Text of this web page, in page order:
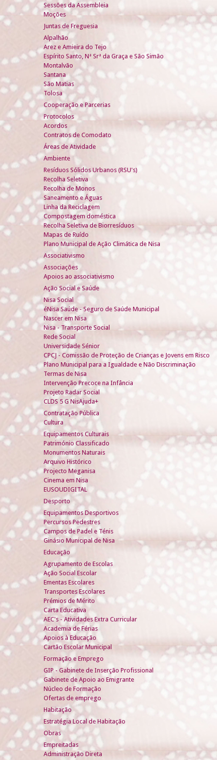
Sessões da Assembleia
Moções
Juntas de Freguesia
Alpalhão
Arez e Amieira do Tejo
Espírito Santo, Nª Srª da Graça e São Simão
Montalvão
Santana
São Matias
Tolosa
Cooperação e Parcerias
Protocolos
Acordos
Contratos de Comodato
Áreas de Atividade
Ambiente
Resíduos Sólidos Urbanos (RSU's)
Recolha Seletiva
Recolha de Monos
Saneamento e Águas
Linha da Reciclagem
Compostagem doméstica
Recolha Seletiva de Biorresíduos
Mapas de Ruído
Plano Municipal de Ação Climática de Nisa
Associativismo
Associações
Apoios ao associativismo
Ação Social e Saúde
Nisa Social
éNisa Saúde - Seguro de Saúde Municipal
Nascer em Nisa
Nisa - Transporte Social
Rede Social
Universidade Sénior
CPCJ - Comissão de Proteção de Crianças e Jovens em Risco
Plano Municipal para a Igualdade e Não Discriminação
Termas de Nisa
Intervenção Precoce na Infância
Projeto Radar Social
CLDS 5 G NisAjuda+
Contratação Pública
Cultura
Equipamentos Culturais
Património Classificado
Monumentos Naturais
Arquivo Histórico
Projecto Meganisa
Cinema em Nisa
EUSOUDIGITAL
Desporto
Equipamentos Desportivos
Percursos Pedestres
Campos de Padel e Ténis
Ginásio Municipal de Nisa
Educação
Agrupamento de Escolas
Ação Social Escolar
Ementas Escolares
Transportes Escolares
Prémios de Mérito
Carta Educativa
AEC's - Atividades Extra Curricular
Academia de Férias
Apoios à Educação
Cartão Escolar Municipal
Formação e Emprego
GIP - Gabinete de Inserção Profissional
Gabinete de Apoio ao Emigrante
Núcleo de Formação
Ofertas de emprego
Habitação
Estratégia Local de Habitação
Obras
Empreitadas
Administração Direta